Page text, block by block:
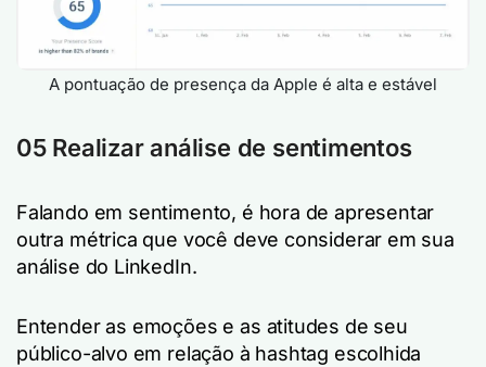
A pontuação de presença da Apple é alta e estável
05 Realizar análise de sentimentos
Falando em sentimento, é hora de apresentar
outra métrica que você deve considerar em sua
análise do LinkedIn.
Entender as emoções e as atitudes de seu
público-alvo em relação à hashtag escolhida